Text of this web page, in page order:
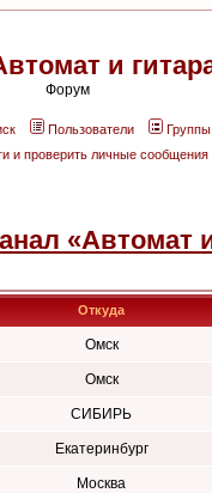
и
Форум
Пользователи Группы
и проверить личные сообщения
«Автомат
Откуда
Омск
Омск
СИБИРЬ
Екатеринбург
Москва